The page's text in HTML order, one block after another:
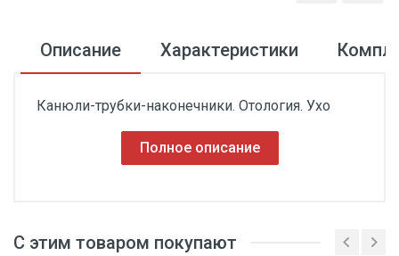
Описание Характеристики
Канюли-трубки-наконечники. Отология. Ухо
Полное описание
С этим товаром покупают